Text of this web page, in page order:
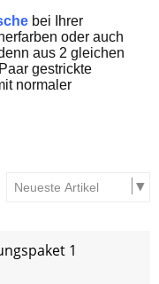
bei Ihrer
oder auch
aus 2 gleichen
gestrickte
normaler
1